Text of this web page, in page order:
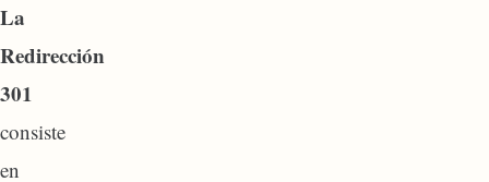
La
Redirección
301
consiste
en